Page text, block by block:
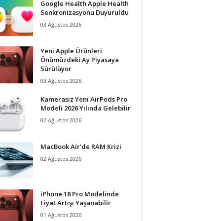
Google Health Apple Health
Senkronizasyonu Duyuruldu
03 Ağustos 2026
Yeni Apple Ürünleri
Önümüzdeki Ay Piyasaya
Sürülüyor
03 Ağustos 2026
Kamerasız Yeni AirPods Pro
Modeli 2026 Yılında Gelebilir
02 Ağustos 2026
MacBook Air’de RAM Krizi
02 Ağustos 2026
iPhone 18 Pro Modelinde
Fiyat Artışı Yaşanabilir
01 Ağustos 2026